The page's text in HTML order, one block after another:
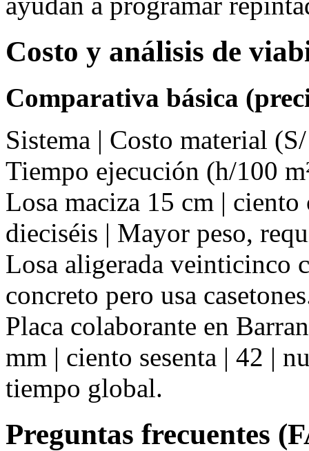
Costo y análisis de
Comparativa básica
Sistema | Costo material
Tiempo ejecución (h/100
Losa maciza 15 cm | ciento
dieciséis | Mayor peso,
Losa aligerada veinticinco
concreto pero usa
Placa colaborante en
mm | ciento sesenta | 42 |
tiempo global.
Preguntas frecuentes